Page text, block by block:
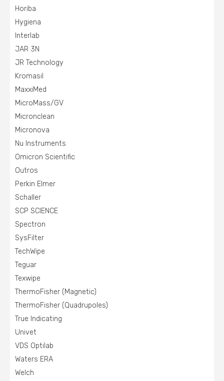
Horiba
Hygiena
Interlab
JAR 3N
JR Technology
Kromasil
MaxxiMed
MicroMass/GV
Micronclean
Micronova
Nu Instruments
Omicron Scientific
Outros
Perkin Elmer
Schaller
SCP SCIENCE
Spectron
SysFilter
TechWipe
Teguar
Texwipe
ThermoFisher (Magnetic)
ThermoFisher (Quadrupoles)
True Indicating
Univet
VDS Optilab
Waters ERA
Welch